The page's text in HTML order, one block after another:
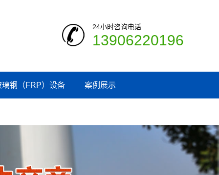
24小时咨询电话
13906220196
璃钢（FRP）设备 案例展示